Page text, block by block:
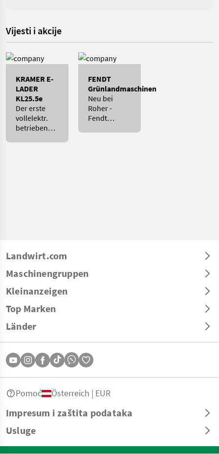
Vijesti i akcije
KRAMER E-
LADER
KL25.5e
Der erste
vollelektr.
betriebene
FENDT
Grünlandmaschinen
Neu bei
Roher -
Fendt
Grünfuttererntemaschinen
Landwirt.com
Maschinengruppen
Kleinanzeigen
Top Marken
Länder
Impresum i zaštita podataka
Usluge
Pomoć Österreich | EUR